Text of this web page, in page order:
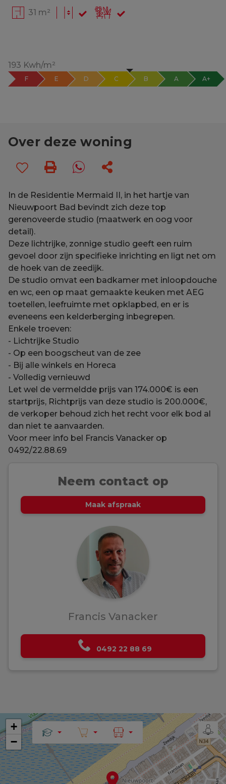
31 m²
193 Kwh/m²
F E D C B A A+
Over deze woning
In de Residentie Mermaid II, in het hartje van
Nieuwpoort Bad bevindt zich deze top
gerenoveerde studio (maatwerk en oog voor
detail).
Deze lichtrijke, zonnige studio geeft een ruim
gevoel door zijn specifieke inrichting en ligt net om
de hoek van de zeedijk.
De studio omvat een badkamer met inloopdouche
en wc, een op maat gemaakte keuken met AEG
toetellen, leefruimte met opklapbed, en er is
eveneens een kelderberging inbegrepen.
Enkele troeven:
- Lichtrijke Studio
- Op een boogscheut van de zee
- Bij alle winkels en Horeca
- Volledig vernieuwd
Let wel de vermeldde prijs van 174.000€ is een
startprijs, Richtprijs van deze studio is 200.000€,
de verkoper behoud zich het recht voor elk bod al
dan niet te aanvaarden.
Voor meer info bel Francis Vanacker op
0492/22.88.69
Neem contact op
Maak afspraak
Francis Vanacker
0492 22 88 69
+
−